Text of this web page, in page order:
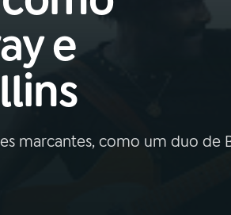
e
marcantes, como um duo de